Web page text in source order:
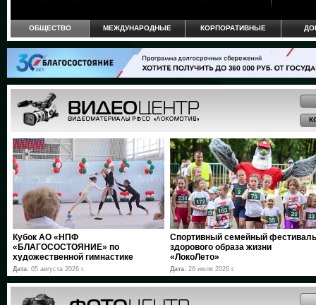
ОБЩЕСТВО МЕЖДУНАРОДНЫЕ КОРПОРАТИВНЫЕ
Кубок АО «НПФ
«БЛАГОСОСТОЯНИЕ» по
художественной гимнастике
Дата: 05 августа 2026 г.
Спортивный семейный фестиваль
здорового образа жизни
«ЛокоЛето»
Дата: 26 июля 2026 г.